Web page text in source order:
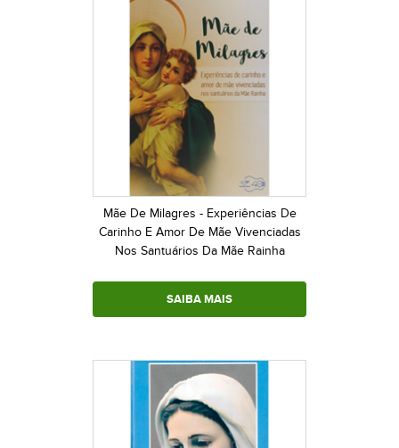
Mãe De Milagres - Experiências De
Carinho E Amor De Mãe Vivenciadas
Nos Santuários Da Mãe Rainha
SAIBA MAIS